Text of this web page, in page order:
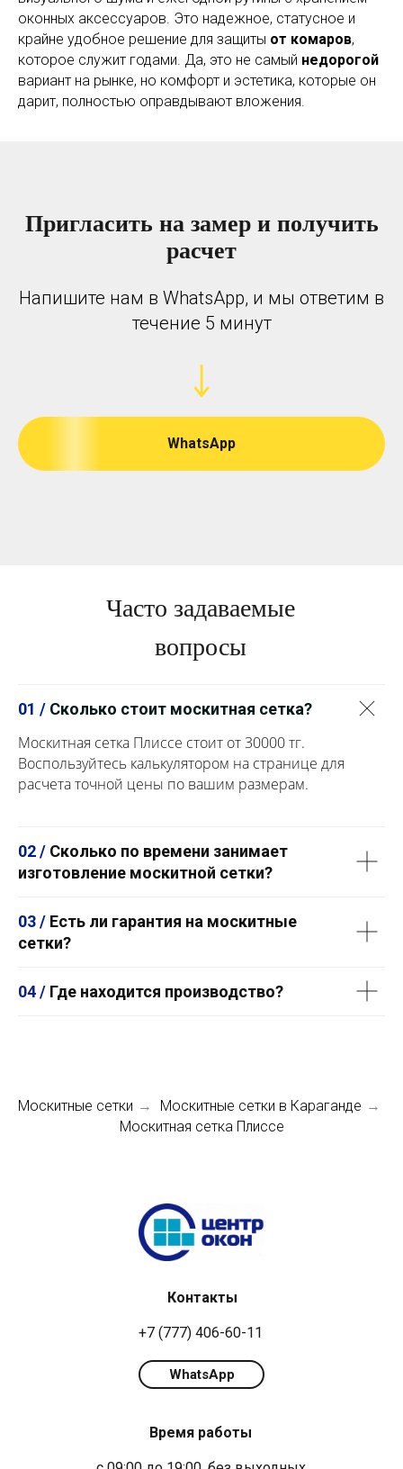
оконных аксессуаров. Это надежное, статусное и
крайне удобное решение для защиты от комаров,
которое служит годами. Да, это не самый недорогой
вариант на рынке, но комфорт и эстетика, которые он
дарит, полностью оправдывают вложения.
Пригласить на замер и получить
расчет
Напишите нам в WhatsApp, и мы ответим в
течение 5 минут
WhatsApp
Часто задаваемые
вопросы
01 / Сколько стоит москитная сетка?
Москитная сетка Плиссе стоит от 30000 тг.
Воспользуйтесь калькулятором на странице для
расчета точной цены по вашим размерам.
02 / Сколько по времени занимает
изготовление москитной сетки?
03 / Есть ли гарантия на москитные
сетки?
04 / Где находится производство?
Москитные сетки → Москитные сетки в Караганде →
Москитная сетка Плиссе
+7 (777) 406-60-11
Время работы
Контакты
WhatsApp